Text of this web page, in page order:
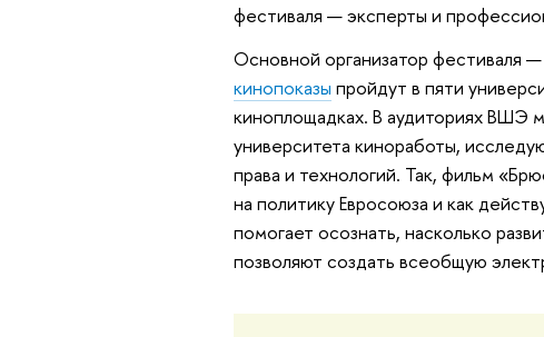
фестиваля — эксперты и
Основной организатор фестиваля
кинопоказы пройдут в пяти
киноплощадках. В аудиториях ВШЭ
университета киноработы,
права и технологий. Так, фильм
на политику Евросоюза и как
помогает осознать, насколько
позволяют создать всеобщую